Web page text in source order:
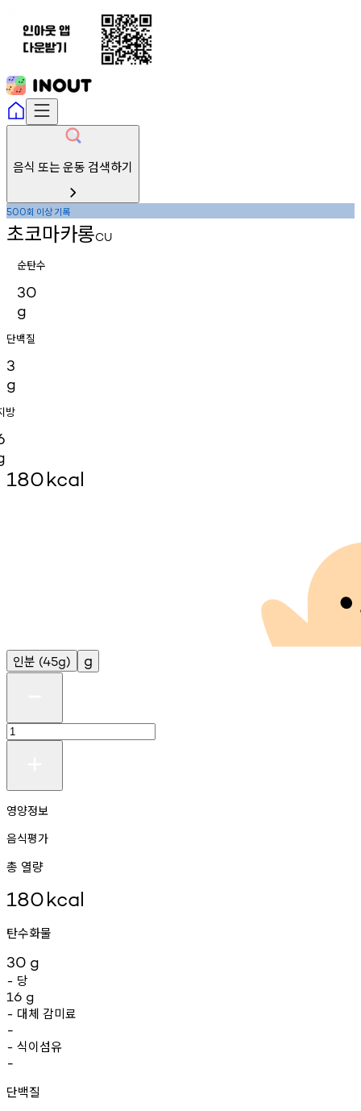
음식 또는 운동 검색하기
500회 이상기록
초코마카롱CU
순탄수
30
g
단백질
3
g
방
180kcal
인분 (45g) g
영양정보
음식평가
총 열량
180kcal
탄수화물
30 g
- 당
16 g
- 대체 감미료
-
- 식이섬유
-
단백질